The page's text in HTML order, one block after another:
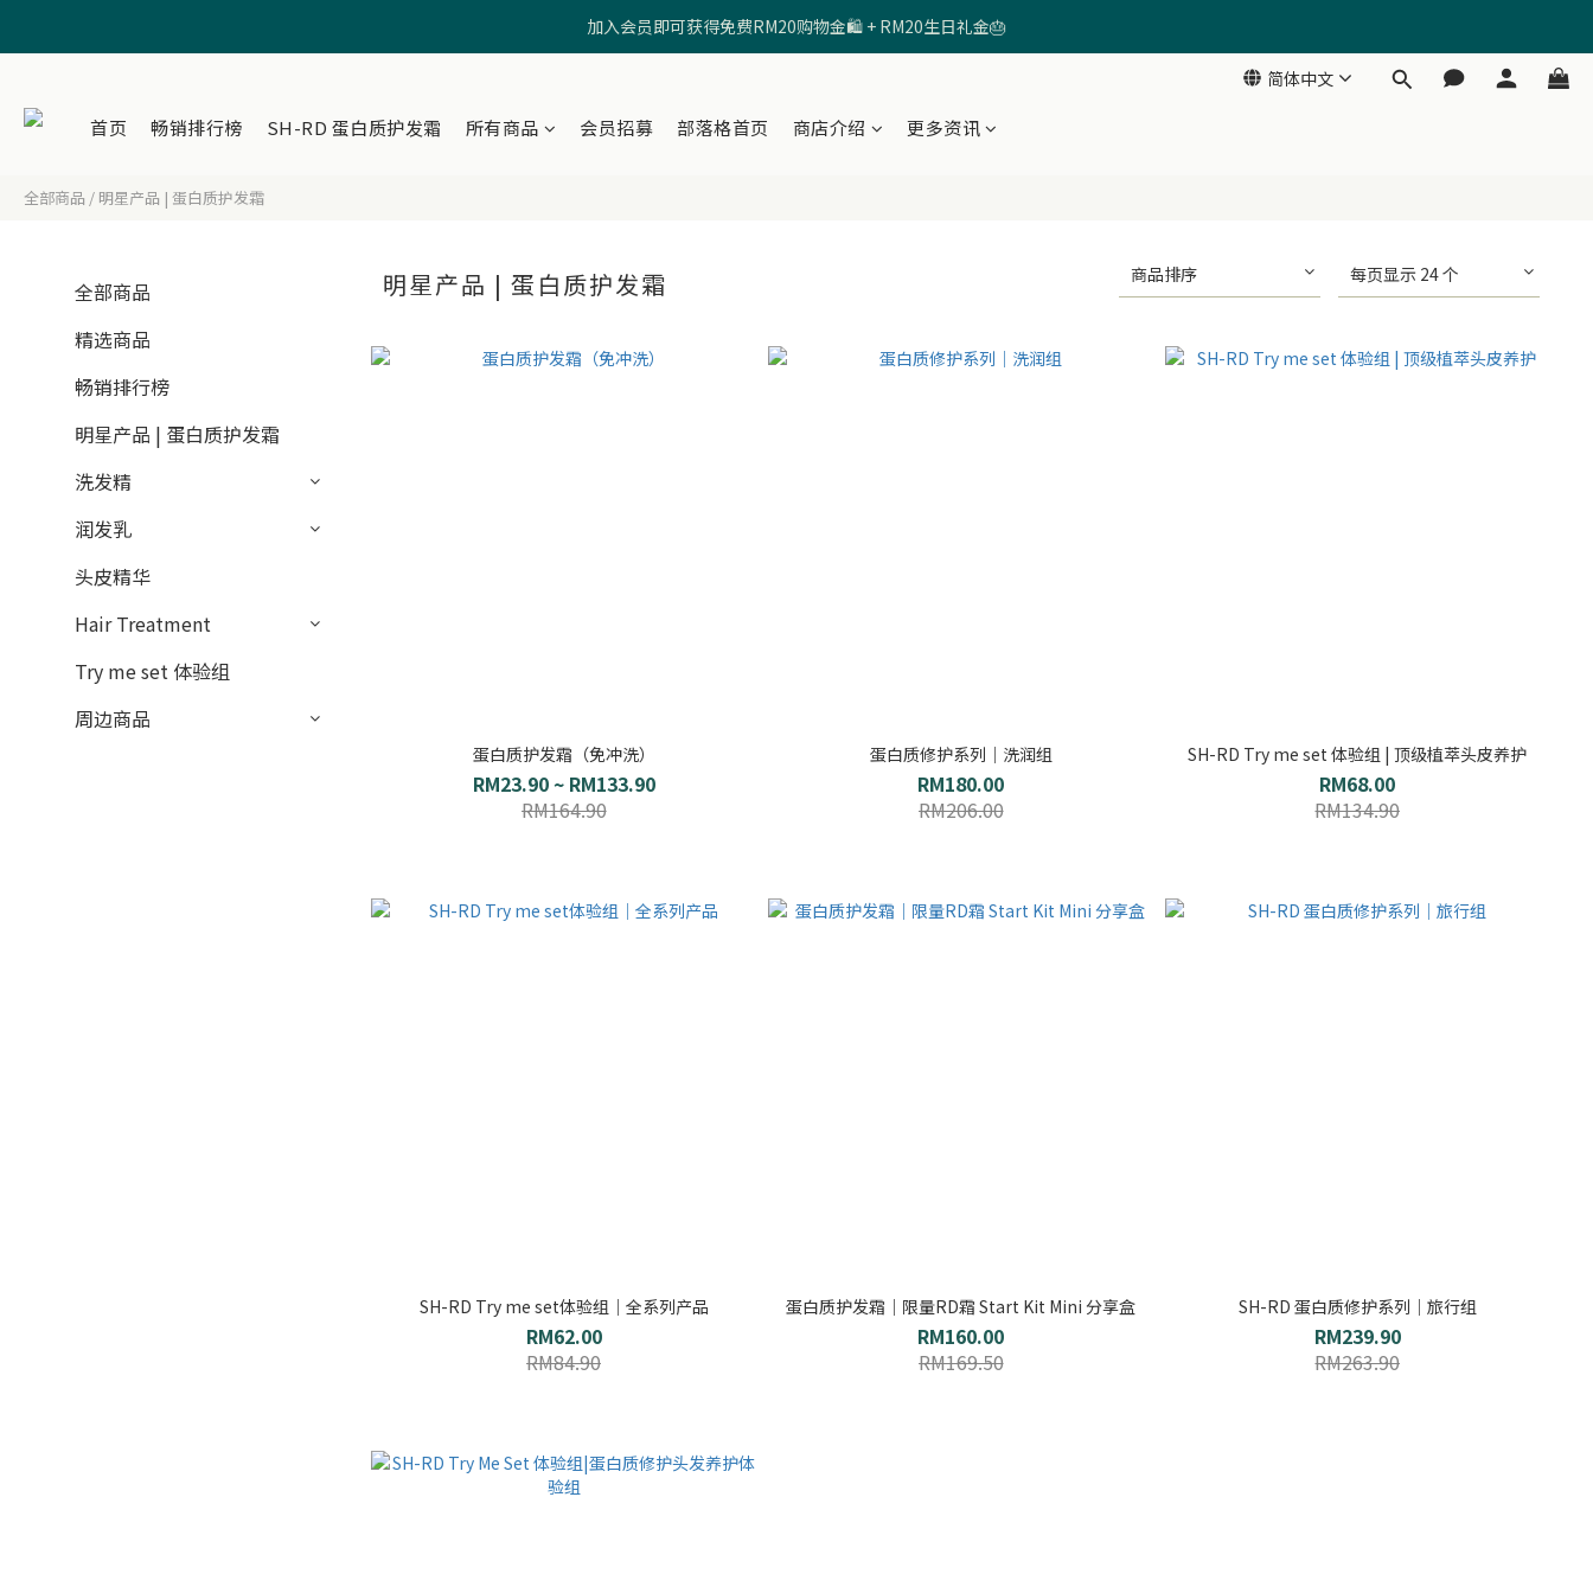
🩷输入【SHRD520MOM】享有 RM5折扣 🩷
加入会员即可获得免费RM20购物金🛍️ + RM20生日礼金🎂
简体中文
首页 畅销排行榜 SH-RD 蛋白质护发霜 所有商品 会员招募 部落格首页 商店介绍 更多资讯
全部商品 / 明星产品 | 蛋白质护发霜
全部商品
精选商品
畅销排行榜
明星产品 | 蛋白质护发霜
洗发精
润发乳
头皮精华
Hair Treatment
Try me set 体验组
周边商品
明星产品 | 蛋白质护发霜 商品排序 每页显示 24 个
蛋白质护发霜（免冲洗）
RM23.90 ~ RM133.90
RM164.90
蛋白质修护系列｜洗润组
RM180.00
RM206.00
SH-RD Try me set 体验组 | 顶级植萃头皮养护
RM68.00
RM134.90
SH-RD Try me set体验组｜全系列产品
RM62.00
RM84.90
蛋白质护发霜｜限量RD霜 Start Kit Mini 分享盒
RM160.00
RM169.50
SH-RD 蛋白质修护系列｜旅行组
RM239.90
RM263.90